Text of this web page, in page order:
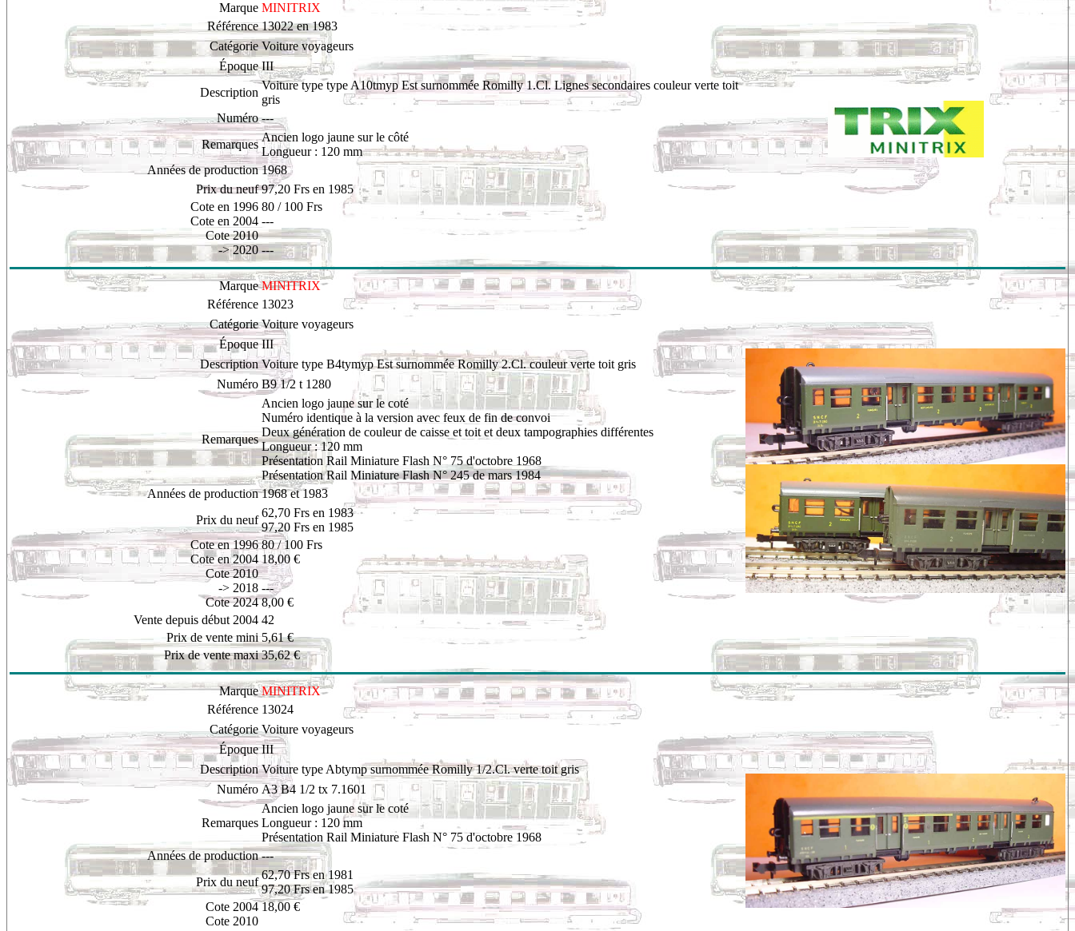
Marque MINITRIX
Référence 13022 en 1983
Catégorie Voiture voyageurs
Époque III
Description
Voiture type type A10tmyp Est surnommée Romilly 1.Cl. Lignes secondaires couleur verte toit
gris
Numéro ---
Remarques
Ancien logo jaune sur le côté
Longueur : 120 mm
Années de production 1968
Prix du neuf 97,20 Frs en 1985
Cote en 1996
Cote en 2004
Cote 2010
-> 2020
80 / 100 Frs
---
---
Marque MINITRIX
Référence 13023
Catégorie Voiture voyageurs
Époque III
Description Voiture type B4tymyp Est surnommée Romilly 2.Cl. couleur verte toit gris
Numéro B9 1/2 t 1280
Remarques
Ancien logo jaune sur le coté
Numéro identique à la version avec feux de fin de convoi
Deux génération de couleur de caisse et toit et deux tampographies différentes
Longueur : 120 mm
Présentation Rail Miniature Flash N° 75 d'octobre 1968
Présentation Rail Miniature Flash N° 245 de mars 1984
Années de production 1968 et 1983
Prix du neuf
62,70 Frs en 1983
97,20 Frs en 1985
Cote en 1996
Cote en 2004
Cote 2010
-> 2018
Cote 2024
80 / 100 Frs
18,00 €
---
8,00 €
Vente depuis début 2004 42
Prix de vente mini 5,61 €
Prix de vente maxi 35,62 €
Marque MINITRIX
Référence 13024
Catégorie Voiture voyageurs
Époque III
Description Voiture type Abtymp surnommée Romilly 1/2.Cl. verte toit gris
Numéro A3 B4 1/2 tx 7.1601
Remarques
Ancien logo jaune sur le coté
Longueur : 120 mm
Présentation Rail Miniature Flash N° 75 d'octobre 1968
Années de production ---
Prix du neuf
62,70 Frs en 1981
97,20 Frs en 1985
Cote 2004
Cote 2010
18,00 €